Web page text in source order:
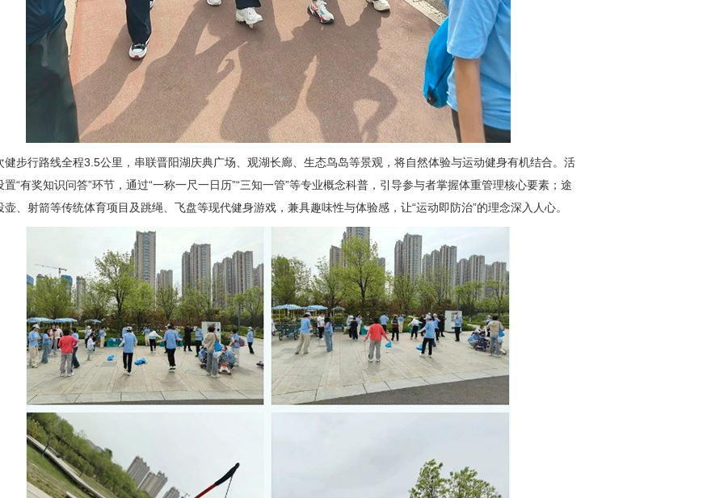
行路线全程3.5公里，串联晋阳湖庆典广场、观湖长廊、生态鸟岛等景观，将自然体验与运动健身有机结合。活
置“有奖知识问答”环节，通过“一称一尺一日历”“三知一管”等专业概念科普，引导参与者掌握体重管理核心要素；途
壶、射箭等传统体育项目及跳绳、飞盘等现代健身游戏，兼具趣味性与体验感，让“运动即防治”的理念深入人心。